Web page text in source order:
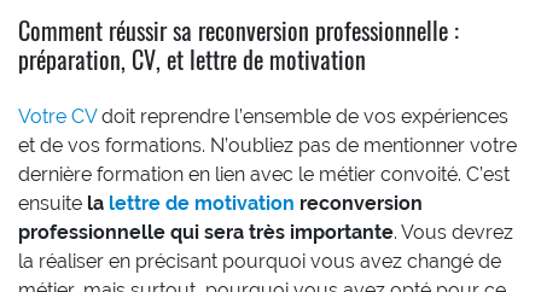
Comment réussir sa reconversion professionnelle :
préparation, CV, et lettre de motivation
Votre CVdoit reprendre l’ensemble de vos expériences
et de vos formations. N’oubliez pas de mentionner votre
dernière formation en lien avec le métier convoité. C’est
ensuite la lettre de motivation reconversion
professionnelle qui sera très importante. Vous devrez
la réaliser en précisant pourquoi vous avez changé de